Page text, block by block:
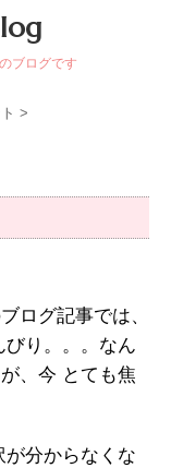
ブログです
>
ログ記事では、
り。。。なん
、今 とても焦
分からなくな